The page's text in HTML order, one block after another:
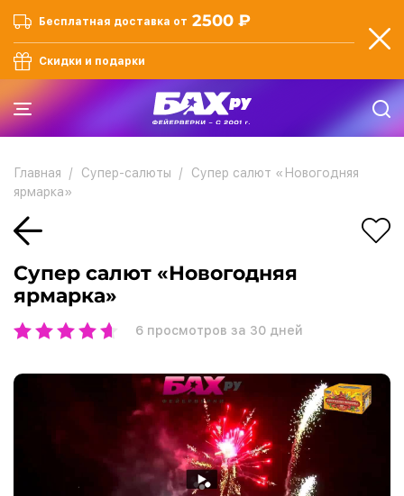
Бесплатная доставка от 2500 ₽
Скидки и подарки
Главная Супер-салюты
Супер салют «Новогодняя
ярмарка»
Супер салют «Новогодняя
ярмарка»
6 просмотров за 30 дней